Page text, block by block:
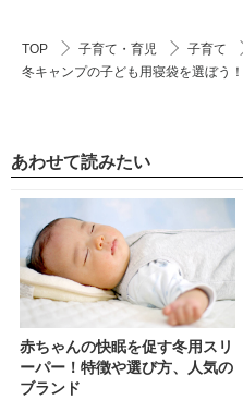
TOP 子育て・育児
子育て
冬キャンプの子ども用寝袋を選ぼう
あわせて読みたい
赤ちゃんの快眠を促す冬用スリ
ーパー！特徴や選び方、人気の
ブランド